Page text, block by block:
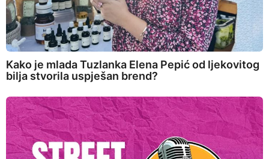
Kako je mlada Tuzlanka Elena Pepić od ljekovitog
bilja stvorila uspješan brend?